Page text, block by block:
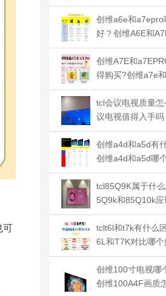
可
量好
创维a6e和a7epro
好？创维A6E和
哪个好
创维A7E和
得购买?创维a7e和
么选
tcl会议电视质量
议电视值得入手吗
创维a4d和a5d有
创维a4d和a5d哪
tcl85Q9K属于什
5Q9k和85Q10k
tclt6l和t7k有什么
6L和T7K对比哪个
创维100寸电视哪
创维100A4F画质